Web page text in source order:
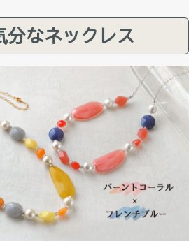
分なネックレス